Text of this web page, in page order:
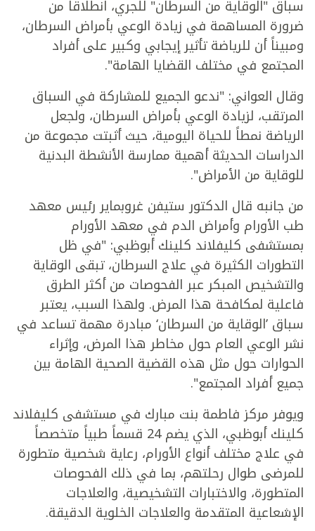
سباق "الوقاية من السرطان" للجري، انطلاقاً من
ضرورة المساهمة في زيادة الوعي بأمراض السرطان،
ومبيناً أن للرياضة تأثير إيجابي وكبير على أفراد
المجتمع في مختلف القضايا الهامة".
وقال العواني: "ندعو الجميع للمشاركة في السباق
المرتقب، لزيادة الوعي بأمراض السرطان، ولجعل
الرياضة نمطاً للحياة اليومية، حيث أثبتت مجموعة من
الدراسات الحديثة أهمية ممارسة الأنشطة البدنية
للوقاية من الأمراض".
من جانبه قال الدكتور ستيفن غروبماير رئيس معهد
طب الأورام وأمراض الدم في معهد الأورام
بمستشفى كليفلاند كلينك أبوظبي: "في ظل
التطورات الكثيرة في علاج السرطان، تبقى الوقاية
والتشخيص المبكر عبر الفحوصات من أكثر الطرق
فاعلية لمكافحة هذا المرض. ولهذا السبب، يعتبر
سباق ’الوقاية من السرطان‘ مبادرة مهمة تساعد في
نشر الوعي العام حول مخاطر هذا المرض، وإثراء
الحوارات حول مثل هذه القضية الصحية الهامة بين
جميع أفراد المجتمع".
ويوفر مركز فاطمة بنت مبارك في مستشفى كليفلاند
كلينك أبوظبي، الذي يضم 24 قسماً طبياً متخصصاً
في علاج مختلف أنواع الأورام، رعاية شخصية متطورة
للمرضى طوال رحلتهم، بما في ذلك الفحوصات
المتطورة، والاختبارات التشخيصية، والعلاجات
الإشعاعية المتقدمة والعلاجات الخلوية الدقيقة.